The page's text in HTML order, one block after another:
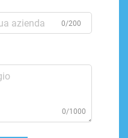
0/200
0/1000